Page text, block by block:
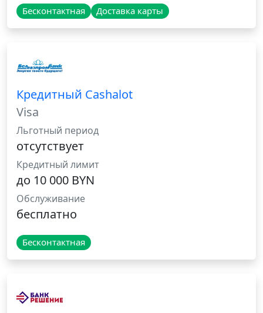
Бесконтактная Доставка карты
Кредитный Cashalot
Visa
Льготный период
отсутствует
Кредитный лимит
до 10 000 BYN
Обслуживание
бесплатно
Бесконтактная